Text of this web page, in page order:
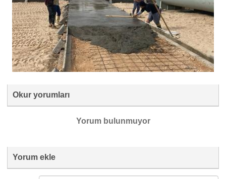
Okur yorumları
Yorum bulunmuyor
Yorum ekle